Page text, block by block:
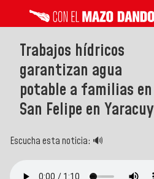
Trabajos hídricos
garantizan agua
potable a familias en
San Felipe en Yaracuy
Escucha esta noticia: 🔊